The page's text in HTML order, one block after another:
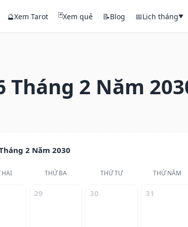
🔮Xem Tarot 🃏Xem quẻ 📝Blog 📅Lịch tháng▼
2 Năm
2 Năm 2030
HAI THỨ BA THỨ TƯ THỨ NĂM
29 30 31